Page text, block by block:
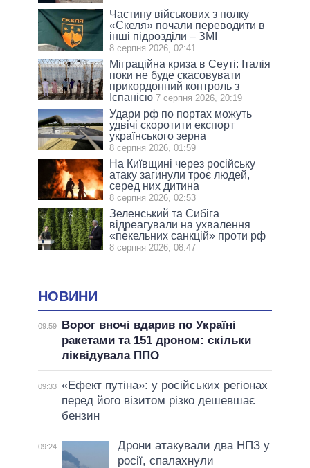
Частину військових з полку
«Скеля» почали переводити в
інші підрозділи – ЗМІ
8 серпня 2026, 02:41
Міграційна криза в Сеуті: Італія
поки не буде скасовувати
прикордонний контроль з
Іспанією 7 серпня 2026, 20:19
Удари рф по портах можуть
удвічі скоротити експорт
українського зерна
8 серпня 2026, 01:59
На Київщині через російську
атаку загинули троє людей,
серед них дитина
8 серпня 2026, 02:53
Зеленський та Сибіга
відреагували на ухвалення
«пекельних санкцій» проти рф
8 серпня 2026, 08:47
НОВИНИ
09:59
Ворог вночі вдарив по Україні
ракетами та 151 дроном: скільки
ліквідувала ППО
09:33 «Ефект путіна»: у російських регіонах
перед його візитом різко дешевшає
бензин
09:24
Дрони атакували два НПЗ у
росії, спалахнули